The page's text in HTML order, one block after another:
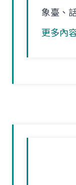
象臺、
更多內